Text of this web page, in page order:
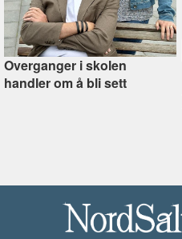
Overganger i skolen
handler om å bli sett